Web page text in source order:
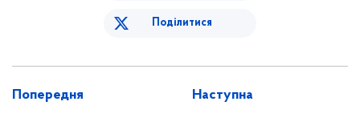
Поділитися
Попередня Наступна